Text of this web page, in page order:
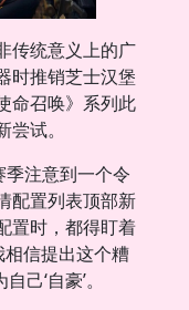
传统意义上的广
时推销芝士汉堡
命召唤》系列此
试。
季注意到一个令
配置列表顶部新
置时，都得盯着
信提出这个糟
己‘自豪’。